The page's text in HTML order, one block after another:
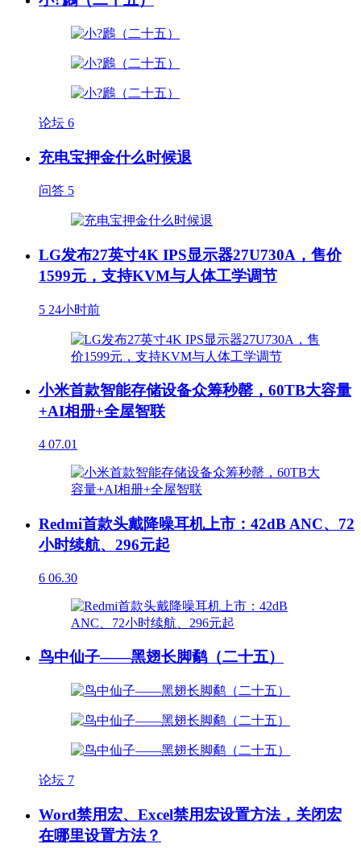
论坛 6
充电宝押金什么时候退
问答 5
LG发布27英寸4K IPS显示器27U730A，售价
1599元，支持KVM与人体工学调节
5 24小时前
小米首款智能存储设备众筹秒罄，60TB大容量
+AI相册+全屋智联
4 07.01
Redmi首款头戴降噪耳机上市：42dB ANC、72
小时续航、296元起
6 06.30
鸟中仙子——黑翅长脚鹬（二十五）
论坛 7
Word禁用宏、Excel禁用宏设置方法，关闭宏
在哪里设置方法？